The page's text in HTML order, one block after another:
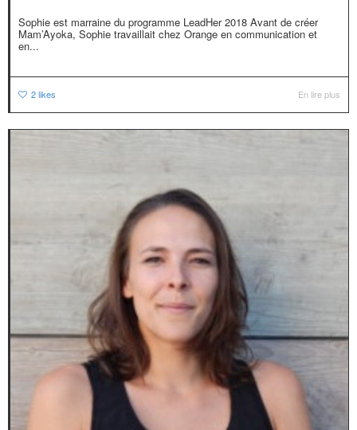
Sophie est marraine du programme LeadHer 2018 Avant de créer
Mam’Ayoka, Sophie travaillait chez Orange en communication et
en...
2likes En lire plus